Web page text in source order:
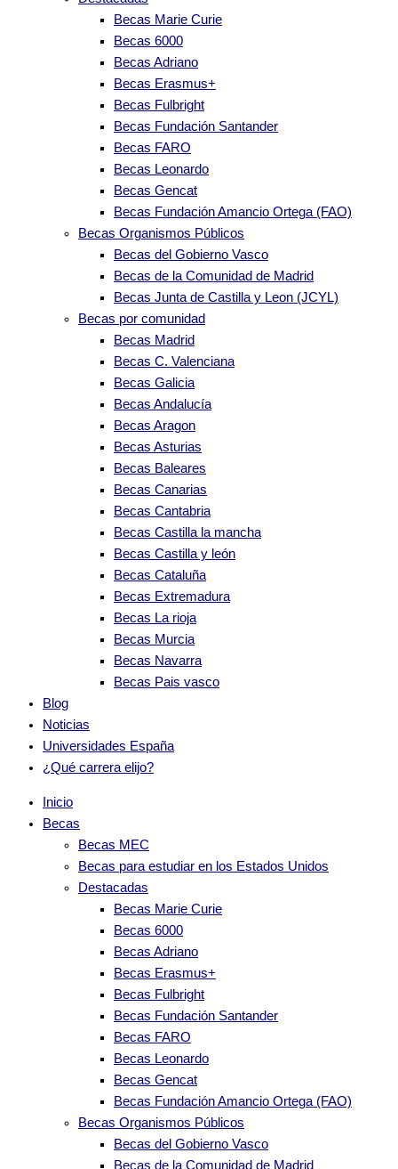
Becas Marie Curie
Becas 6000
Becas Adriano
Becas Erasmus+
Becas Fulbright
Becas Fundación Santander
Becas FARO
Becas Leonardo
Becas Gencat
Becas Fundación Amancio Ortega (FAO)
Becas Organismos Públicos
Becas del Gobierno Vasco
Becas de la Comunidad de Madrid
Becas Junta de Castilla y Leon (JCYL)
Becas por comunidad
Becas Madrid
Becas C. Valenciana
Becas Galicia
Becas Andalucía
Becas Aragon
Becas Asturias
Becas Baleares
Becas Canarias
Becas Cantabria
Becas Castilla la mancha
Becas Castilla y león
Becas Cataluña
Becas Extremadura
Becas La rioja
Becas Murcia
Becas Navarra
Becas Pais vasco
Blog
Noticias
Universidades España
¿Qué carrera elijo?
Inicio
Becas
Becas MEC
Becas para estudiar en los Estados Unidos
Destacadas
Becas Marie Curie
Becas 6000
Becas Adriano
Becas Erasmus+
Becas Fulbright
Becas Fundación Santander
Becas FARO
Becas Leonardo
Becas Gencat
Becas Fundación Amancio Ortega (FAO)
Becas Organismos Públicos
Becas del Gobierno Vasco
Becas de la Comunidad de Madrid